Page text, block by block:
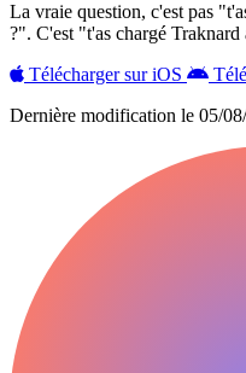
La vraie question, c'est pas
?". C'est "t'as chargé
Télécharger sur iOS
Dernière modification le 05/